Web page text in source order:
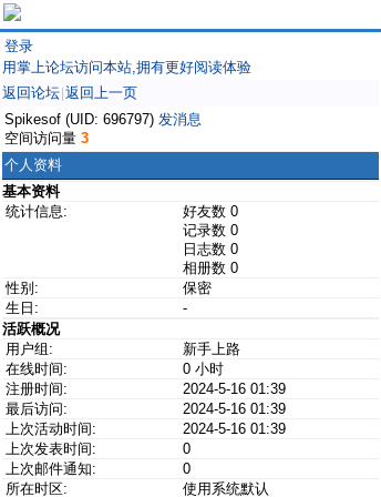
登录
用掌上论坛访问本站,拥有更好阅读体验
返回论坛 返回上一页
Spikesof (UID: 696797) 发消息
空间访问量 3
个人资料
基本资料
统计信息:
好友数 0
记录数 0
日志数 0
相册数 0
性别:
保密
生日:
-
活跃概况
用户组:
新手上路
在线时间:
0 小时
注册时间:
2024-5-16 01:39
最后访问:
2024-5-16 01:39
上次活动时间:
2024-5-16 01:39
上次发表时间:
0
上次邮件通知:
0
所在时区:
使用系统默认